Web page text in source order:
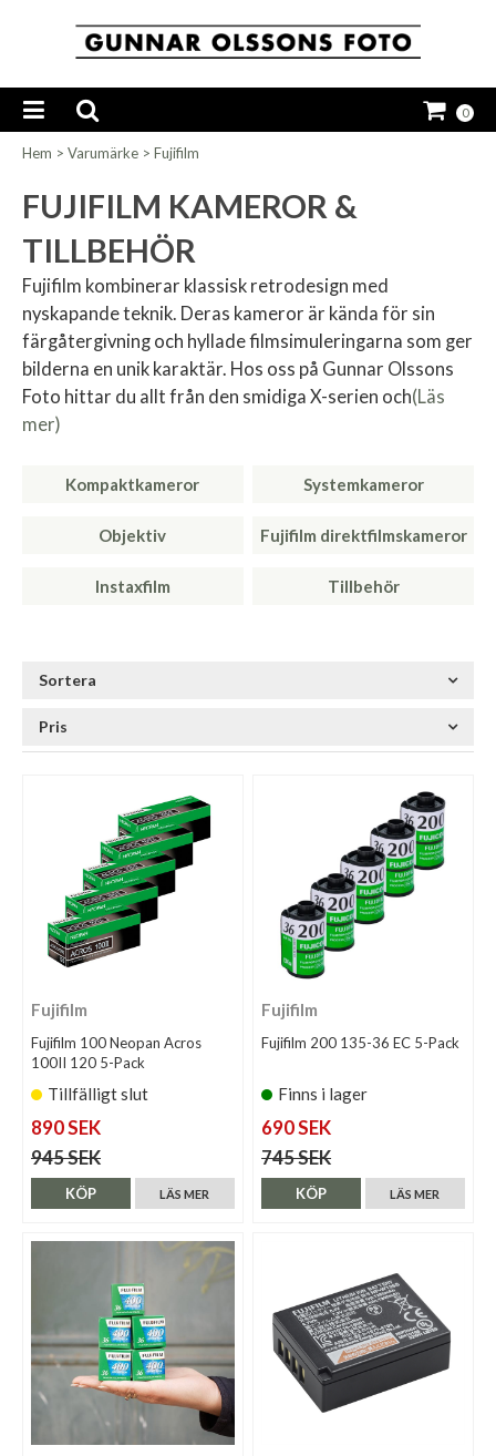
0
Hem > Varumärke > Fujifilm
FUJIFILM KAMEROR &
TILLBEHÖR
Fujifilm kombinerar klassisk retrodesign med
nyskapande teknik. Deras kameror är kända för sin
färgåtergivning och hyllade filmsimuleringarna som ger
bilderna en unik karaktär. Hos oss på Gunnar Olssons
Foto hittar du allt från den smidiga X-serien och(Läs
mer)
Kompaktkameror Systemkameror
Objektiv Fujifilm direktfilmskameror
Instaxfilm Tillbehör
Sortera
Pris
Fujifilm
Fujifilm 100 Neopan Acros
100II 120 5-Pack
Tillfälligt slut
890 SEK
945 SEK
LÄS MER
KÖP
Fujifilm
Fujifilm 200 135-36 EC 5-Pack
Finns i lager
690 SEK
745 SEK
LÄS MER
KÖP